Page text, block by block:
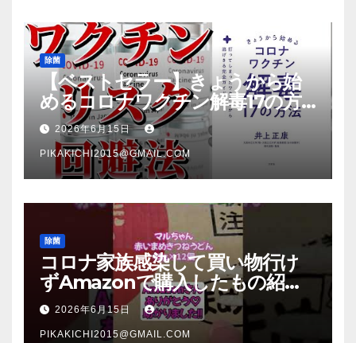
除菌
【ベストセラー】きょうから始
めるコロナワクチン解毒17の方
法【本要約】
2026年6月15日
PIKAKICHI2015@GMAIL.COM
除菌
コロナ家族感染して買い物行け
ずAmazonで購入したもの紹
介 #Shorts
2026年6月15日
PIKAKICHI2015@GMAIL.COM